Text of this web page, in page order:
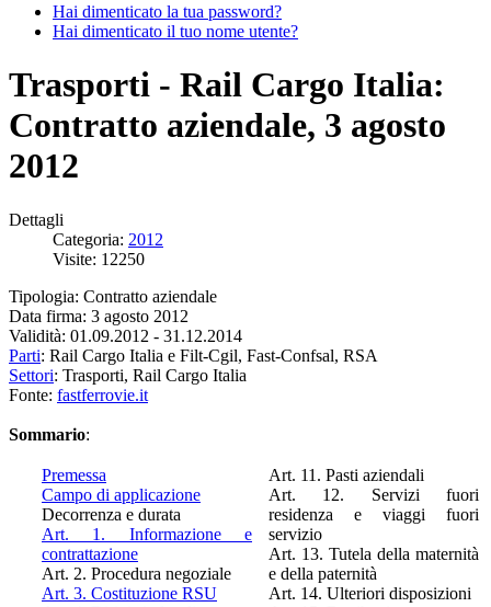
Hai dimenticato la tua password?
Hai dimenticato il tuo nome utente?
Trasporti - Rail Cargo Italia:
Contratto aziendale, 3 agosto
2012
Dettagli
Categoria: 2012
Visite: 12250
Tipologia: Contratto aziendale
Data firma: 3 agosto 2012
Validità: 01.09.2012 - 31.12.2014
Parti: Rail Cargo Italia e Filt-Cgil, Fast-Confsal, RSA
Settori: Trasporti, Rail Cargo Italia
Fonte: fastferrovie.it
Sommario:
Premessa
Campo di applicazione
Decorrenza e durata
Art. 1. Informazione e
contrattazione
Art. 2. Procedura negoziale
Art. 3. Costituzione RSU
Art. 11. Pasti aziendali
Art. 12. Servizi fuori
residenza e viaggi fuori
servizio
Art. 13. Tutela della maternità
e della paternità
Art. 14. Ulteriori disposizioni